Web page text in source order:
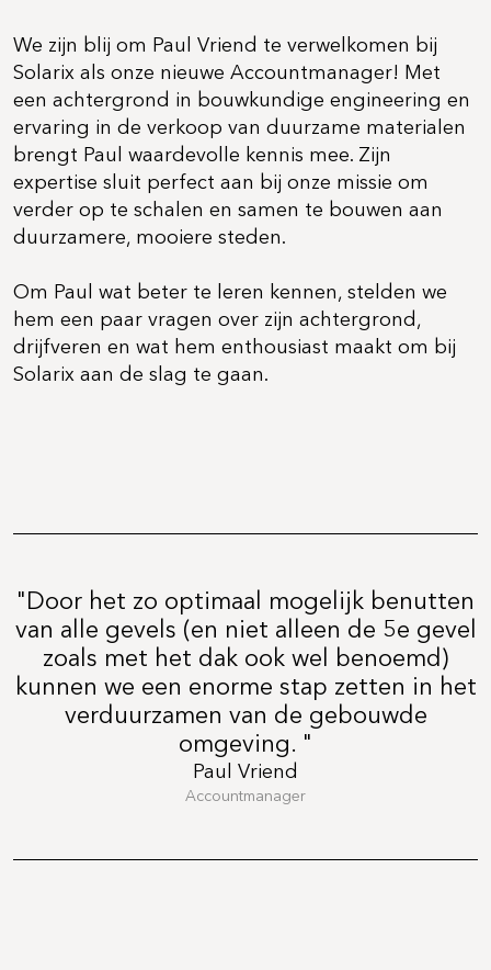
We zijn blij om Paul Vriend te verwelkomen bij
Solarix als onze nieuwe Accountmanager! Met
een achtergrond in bouwkundige engineering en
ervaring in de verkoop van duurzame materialen
brengt Paul waardevolle kennis mee. Zijn
expertise sluit perfect aan bij onze missie om
verder op te schalen en samen te bouwen aan
duurzamere, mooiere steden.
Om Paul wat beter te leren kennen, stelden we
hem een paar vragen over zijn achtergrond,
drijfveren en wat hem enthousiast maakt om bij
Solarix aan de slag te gaan.
"Door het zo optimaal mogelijk benutten
van alle gevels (en niet alleen de 5e gevel
zoals met het dak ook wel benoemd)
kunnen we een enorme stap zetten in het
verduurzamen van de gebouwde
omgeving. "
Paul Vriend
Accountmanager